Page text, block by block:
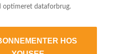
optimeret dataforbrug.
HOS